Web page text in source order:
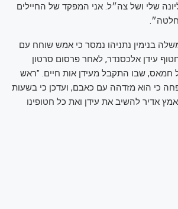
שלי ושל צה״ל. אני המפקד של החיילים
בנימין נתניהו נמסר כי אמש שוחח עם
עידן אלכסנדר, לאחר פרסום סרטון
חמאס, שבו התקבל מעידן אות חיים. "ראש
כי הוא מזדהה עם כאבם, ועדכן כי בשעות
אדיר להשיב את עידן ואת כל חטופינו